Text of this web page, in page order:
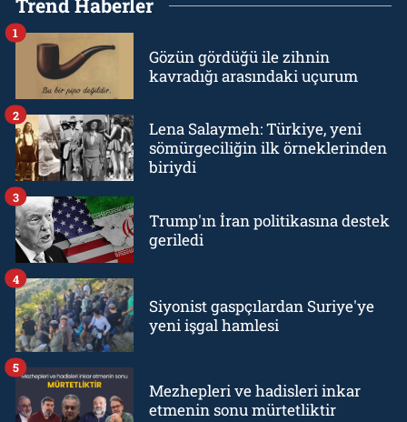
Trend Haberler
Gözün gördüğü ile zihnin
kavradığı arasındaki uçurum
1
Lena Salaymeh: Türkiye, yeni
sömürgeciliğin ilk örneklerinden
biriydi
2
Trump'ın İran politikasına destek
geriledi
3
Siyonist gaspçılardan Suriye'ye
yeni işgal hamlesi
4
Mezhepleri ve hadisleri inkar
etmenin sonu mürtetliktir
5